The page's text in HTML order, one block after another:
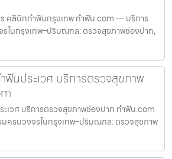
คลินิกทำฟันกรุงเทพ ทำฟัน.com — บริการ
ในกรุงเทพ–ปริมณฑล: ตรวจสุขภาพช่องปาก,
นประเวศ บริการตรวจสุขภาพ
วศ บริการตรวจสุขภาพช่องปาก ทำฟัน.com
รบวงจรในกรุงเทพ–ปริมณฑล: ตรวจสุขภาพ